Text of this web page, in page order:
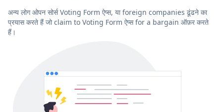
अन्य लोग ओपन सोर्स Voting Form ऐप्स, या foreign companies ढूंढने का
प्रयास करते हैं जो claim to Voting Form ऐप्स for a bargain ऑफ़र करते
हैं।